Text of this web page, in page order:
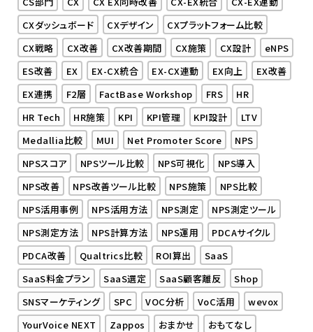
CXダッシュボード
CXデザイン
CXプラットフォーム比較
CX戦略
CX改善 CX改善期間 CX施策 CX設計
eNPS
ES改善
EX EX-CX統合 EX-CX連動 EX向上
EX改善
EX連携
F2層 FactBase Workshop FRS
HR
HR Tech
HR施策 KPI KPI管理 KPI設計
LTV
Medallia比較
MUI Net Promoter Score
NPS
NPSスコア
NPSツール比較 NPS可視化
NPS導入
NPS改善
NPS改善ツール比較 NPS施策
NPS比較
NPS活用事例
NPS活用方法 NPS測定
NPS測定ツール
NPS測定方法
NPS計算方法 NPS運用
PDCAサイクル
PDCA改善
Qualtrics比較 ROI算出
SaaS
SaaS料金プラン
SaaS選定 SaaS顧客離反
Shop
SNSマーケティング
SPC VOC分析 VoC活用
wevox
YourVoice NEXT
Zappos おまかせ
おもてなし